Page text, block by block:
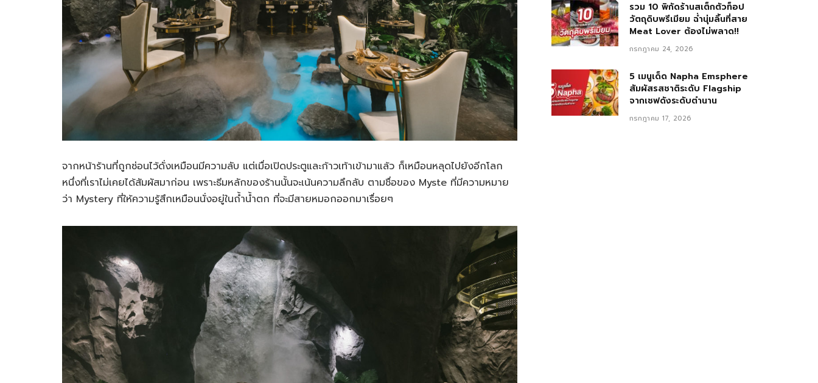
จากหน้าร้านที่ถูกซ่อนไว้ดั่งเหมือนมีความลับ แต่เมื่อเปิดประตูและก้าวเท้าเข้ามาแล้ว ก็เหมือนหลุดไปยังอีกโลก
หนึ่งที่เราไม่เคยได้สัมผัสมาก่อน เพราะธีมหลักของร้านนั้นจะเน้นความลึกลับ ตามชื่อของ Myste ที่มีความหมาย
ว่า Mystery ที่ให้ความรู้สึกเหมือนนั่งอยู่ในถ้ำน้ำตก ที่จะมีสายหมอกออกมาเรื่อยๆ
รวม 10 พิกัดร้านสเต็กตัวท็อป
วัตถุดิบพรีเมียม ฉ่ำนุ่มลิ้นที่สาย
Meat Lover ต้องไม่พลาด!!
กรกฎาคม 24, 2026
5 เมนูเด็ด Napha Emsphere
สัมผัสรสชาติระดับ Flagship
จากเชฟดังระดับตำนาน
กรกฎาคม 17, 2026